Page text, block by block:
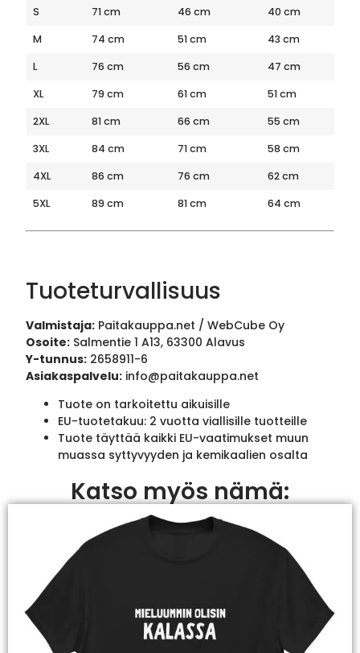
S 71 cm 46 cm
40 cm
M
74 cm 51 cm
43 cm
L
76 cm 56 cm
47 cm
XL
79 cm 61 cm
51 cm
2XL
81 cm 66 cm
55 cm
3XL
84 cm 71 cm
58 cm
4XL
86 cm 76 cm
62 cm
5XL
89 cm 81 cm 64 cm
Tuoteturvallisuus
Valmistaja: Paitakauppa.net / WebCube Oy
Osoite: Salmentie 1 A13, 63300 Alavus
Y-tunnus: 2658911-6
Asiakaspalvelu: info@paitakauppa.net
Tuote on tarkoitettu aikuisille
EU-tuotetakuu: 2 vuotta viallisille tuotteille
Tuote täyttää kaikki EU-vaatimukset muun
muassa syttyvyyden ja kemikaalien osalta
Katso myös nämä: